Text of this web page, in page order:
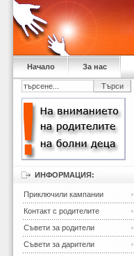
Начало За нас
ИНФОРМАЦИЯ:
Приключили кампании
Контакт с родителите
Съвети за родители
Съвети за дарители